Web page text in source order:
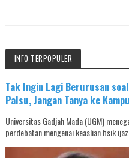
INFO TERPOPULER
Tak Ingin Lagi Berurusan
Palsu, Jangan Tanya ke
Universitas Gadjah Mada (UGM)
perdebatan mengenai keaslian fisik